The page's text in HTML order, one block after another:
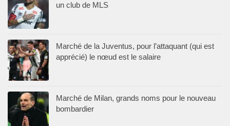
un club de MLS
Marché de la Juventus, pour l’attaquant (qui est
apprécié) le nœud est le salaire
Marché de Milan, grands noms pour le nouveau
bombardier